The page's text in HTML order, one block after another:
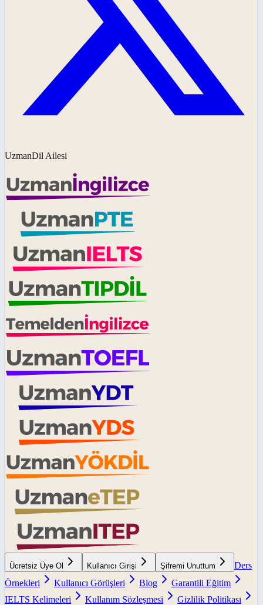
UzmanDil Ailesi
Ücretsiz Üye Ol Kullanıcı Girişi Şifremi Unuttum
Ders
Örnekleri
Kullanıcı Görüşleri Blog
Garantili Eğitim
IELTS Kelimeleri
Kullanım Sözleşmesi
Gizlilik Politikası